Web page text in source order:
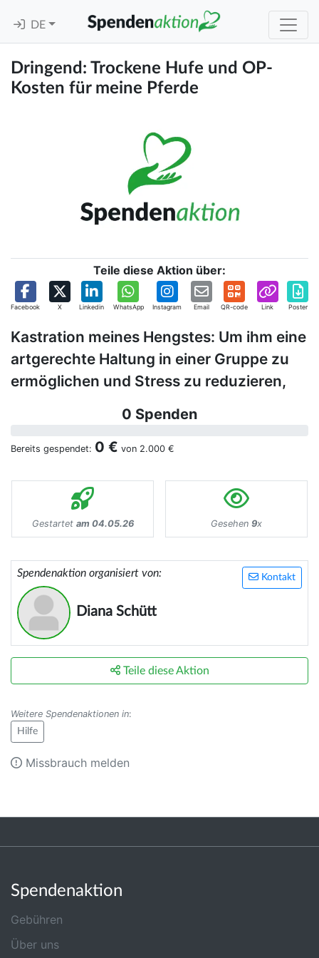
DE
Dringend: Trockene Hufe und OP-
Kosten für meine Pferde
Teile diese Aktion über:
Facebook X Linkedin WhatsApp Instagram Email QR-code Link Poster
Kastration meines Hengstes: Um ihm eine
artgerechte Haltung in einer Gruppe zu
ermöglichen und Stress zu reduzieren,
0 Spenden
Bereits gespendet: 0 € von 2.000 €
Gestartet am 04.05.26 Gesehen 9x
Kontakt
Spendenaktion organisiert von:
Diana Schütt
Teile diese Aktion
Weitere Spendenaktionen in:
Hilfe
Missbrauch melden
Spendenaktion
Gebühren
Über uns